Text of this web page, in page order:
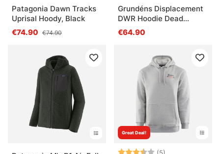
Patagonia Dawn Tracks
Uprisal Hoody, Black
€74.90 €74.90
Grundéns Displacement
DWR Hoodie Dead
Reckoning Black
€64.90
Great Deal!
Bewertung: